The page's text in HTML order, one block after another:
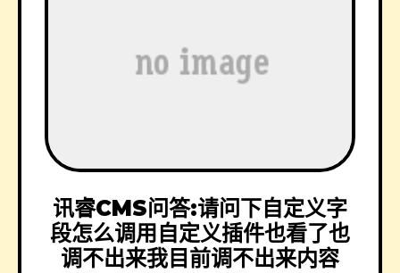
讯睿CMS问答:请问下自定义字
段怎么调用自定义插件也看了也
调不出来我目前调不出来内容